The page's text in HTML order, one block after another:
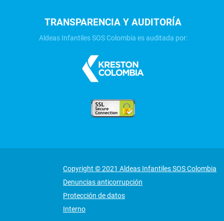
TRANSPARENCIA Y AUDITORÍA
Aldeas Infantiles SOS Colombia es auditada por:
Copyright © 2021 Aldeas Infantiles SOS Colombia
Denuncias anticorrupción
Protección de datos
Interno